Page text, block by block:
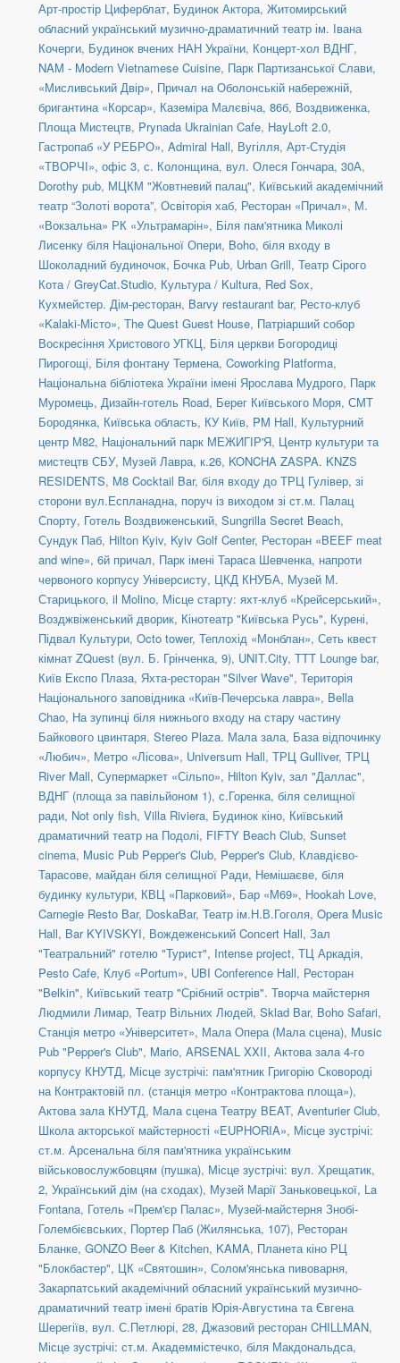
Арт-простір Циферблат, Будинок Актора, Житомирський
обласний український музично-драматичний театр ім. Івана
Кочерги, Будинок вчених НАН України, Концерт-хол ВДНГ,
NAM - Modern Vietnamese Cuisine, Парк Партизанської Слави,
«Мисливський Двір», Причал на Оболонській набережній,
бригантина «Корсар», Каземіра Малєвіча, 86б, Воздвиженка,
Площа Мистецтв, Prynada Ukrainian Cafe, HayLoft 2.0,
Гастропаб «У РЕБРО», Admiral Hall, Вугілля, Арт-Студія
«ТВОРЧІ», офіс 3, с. Колонщина, вул. Олеся Гончара, 30А,
Dorothy pub, МЦКМ "Жовтневий палац", Київський академічний
театр “Золоті ворота”, Освіторія хаб, Ресторан «Причал», М.
«Вокзальна» РК «Ультрамарін», Біля пам'ятника Миколі
Лисенку біля Національної Опери, Boho, біля входу в
Шоколадний будиночок, Бочка Pub, Urban Grill, Театр Сірого
Кота / GreyCat.Studio, Культура / Kultura, Red Sox,
Кухмейстер. Дім-ресторан, Barvy restaurant bar, Ресто-клуб
«Kalaki-Місто», The Quest Guest House, Патріарший собор
Воскресіння Христового УГКЦ, Біля церкви Богородиці
Пирогощі, Біля фонтану Термена, Coworking Platforma,
Національна бібліотека України імені Ярослава Мудрого, Парк
Муромець, Дизайн-готель Road, Берег Київського Моря, СМТ
Бородянка, Київська область, КУ Київ, PM Hall, Культурний
центр М82, Національний парк МЕЖИГІР'Я, Центр культури та
мистецтв СБУ, Музей Лавра, к.26, KONCHA ZASPA. KNZS
RESIDENTS, M8 Cocktail Bar, біля входу до ТРЦ Гулівер, зі
сторони вул.Еспланадна, поруч із виходом зі ст.м. Палац
Спорту, Готель Воздвиженський, Sungrilla Secret Beach,
Сундук Паб, Hilton Kyiv, Kyiv Golf Center, Ресторан «BEEF meat
and wine», 6й причал, Парк імені Тараса Шевченка, напроти
червоного корпусу Універсисту, ЦКД КНУБА, Музей М.
Старицького, il Molino, Місце старту: яхт-клуб «Крейсерський»,
Возджвіженський дворик, Кінотеатр "Київська Русь", Курені,
Підвал Культури, Octo tower, Теплохід «Монблан», Сеть квест
кімнат ZQuest (вул. Б. Грінченка, 9), UNIT.City, TTT Lounge bar,
Київ Експо Плаза, Яхта-ресторан "Silver Wave", Територія
Національного заповідника «Київ-Печерська лавра», Bella
Chao, На зупинці біля нижнього входу на стару частину
Байкового цвинтаря, Stereo Plaza. Мала зала, База відпочинку
«Любич», Метро «Лісова», Universum Hall, ТРЦ Gulliver, ТРЦ
River Mall, Супермаркет «Сільпо», Hilton Kyiv, зал "Даллас",
ВДНГ (площа за павільйоном 1), с.Горенка, біля селищної
ради, Not only fish, Villa Riviera, Будинок кіно, Київський
драматичний театр на Подолі, FIFTY Beach Club, Sunset
cinema, Music Pub Pepper's Club, Pepper's Club, Клавдієво-
Тарасове, майдан біля селищної Ради, Немішаєве, біля
будинку культури, КВЦ «Парковий», Бар «М69», Hookah Love,
Carnegie Resto Bar, DoskaBar, Театр ім.Н.В.Гоголя, Opera Music
Hall, Bar KYIVSKYI, Вождеженський Concert Hall, Зал
"Театральний" готелю "Турист", Intense project, ТЦ Аркадія,
Pesto Cafe, Клуб «Portum», UBI Conference Hall, Ресторан
"Belkin", Київський театр "Срібний острів". Творча майстерня
Людмили Лимар, Театр Вільних Людей, Sklad Bar, Boho Safari,
Станція метро «Університет», Мала Опера (Мала сцена), Music
Pub "Pepper's Club", Mario, ARSENAL XXII, Актова зала 4-го
корпусу КНУТД, Місце зустрічі: пам'ятник Григорію Сковороді
на Контрактовій пл. (станція метро «Контрактова площа»),
Актова зала КНУТД, Мала сцена Театру BEAT, Aventurier Club,
Школа акторської майстерності «EUPHORIA», Місце зустрічі:
ст.м. Арсенальна біля пам'ятника українським
військовослужбовцям (пушка), Місце зустрічі: вул. Хрещатик,
2, Український дім (на сходах), Музей Марії Заньковецької, La
Fontana, Готель «Прем'єр Палас», Музей-майстерня Знобі-
Голембієвських, Портер Паб (Жилянська, 107), Ресторан
Бланке, GONZO Beer & Kitchen, KAMA, Планета кіно РЦ
"Блокбастер", ЦК «Святошин», Солом'янська пивоварня,
Закарпатський академічний обласний український музично-
драматичний театр імені братів Юрія-Августина та Євгена
Шерегіїв, вул. С.Петлюрі, 28, Джазовий ресторан CHILLMAN,
Місце зустрічі: ст.м. Академмістечко, біля Макдональдса,